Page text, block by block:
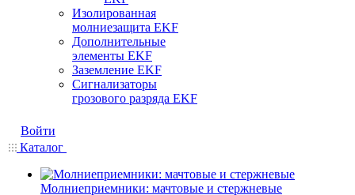
Изолированная
молниезащита EKF
Дополнительные
элементы EKF
Заземление EKF
Сигнализаторы
грозового разряда EKF
Войти
Каталог
Молниеприемники: мачтовые и стержневые